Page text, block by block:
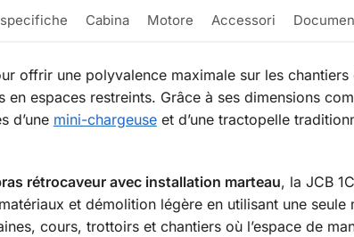
Cabina Motore Accessori
offrir une polyvalence maximale sur les chantiers
espaces restreints. Grâce à ses dimensions
d’une mini-chargeuseet d’une tractopelle
rétrocaveur avec installation marteau, la JCB
et démolition légère en utilisant une seule
cours, trottoirs et chantiers où l’espace de